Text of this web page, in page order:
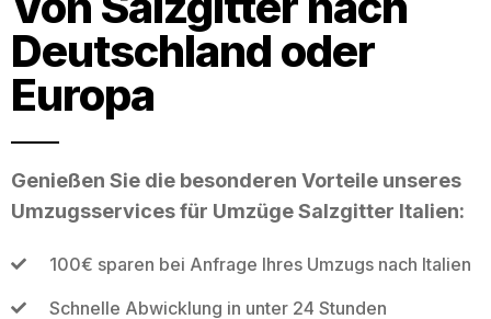
Deutschland oder
Europa
Genießen Sie die besonderen Vorteile unseres
Umzugsservices für Umzüge Salzgitter Italien:
100€ sparen bei Anfrage Ihres Umzugs nach Italien
Schnelle Abwicklung in unter 24 Stunden